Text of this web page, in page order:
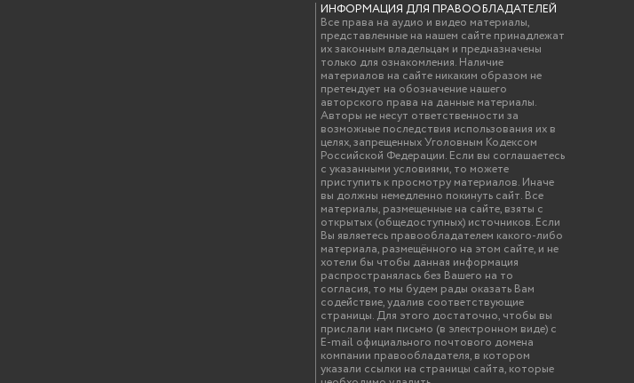
ИНФОРМАЦИЯ ДЛЯ ПРАВООБЛАДАТЕЛЕЙ
Все права на аудио и видео материалы,
представленные на нашем сайте принадлежат
их законным владельцам и предназначены
только для ознакомления. Наличие
материалов на сайте никаким образом не
претендует на обозначение нашего
авторского права на данные материалы.
Авторы не несут ответственности за
возможные последствия использования их в
целях, запрещенных Уголовным Кодексом
Российской Федерации. Если вы соглашаетесь
с указанными условиями, то можете
приступить к просмотру материалов. Иначе
вы должны немедленно покинуть сайт. Все
материалы, размещенные на сайте, взяты с
открытых (общедоступных) источников. Если
Вы являетесь правообладателем какого-либо
материала, размещённого на этом сайте, и не
хотели бы чтобы данная информация
распространялась без Вашего на то
согласия, то мы будем рады оказать Вам
содействие, удалив соответствующие
страницы. Для этого достаточно, чтобы вы
прислали нам письмо (в электронном виде) с
E-mail официального почтового домена
компании правообладателя, в котором
указали ссылки на страницы сайта, которые